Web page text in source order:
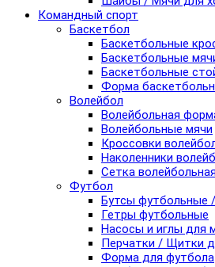
Командный спорт
Баскетбол
Баскетбольные
Баскетбольные
Баскетбольные
Форма
Волейбол
Волейбольная
Волейбольные мячи
Кроссовки
Наколенники
Сетка волейбольная
Футбол
Бутсы футбольные
Гетры футбольные
Насосы и иглы для
Перчатки / Щитки
Форма для футбола